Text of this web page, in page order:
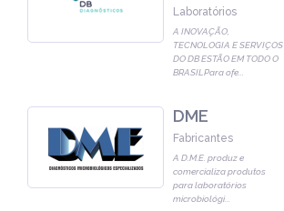
Laboratórios
A INOVAÇÃO,
TECNOLOGIA E SERVIÇOS
DO DB ESTÃO EM TODO O
BRASILPara ofe
DME
Fabricantes
A D.M.E. produz e
comercializa produtos
para laboratórios
microbiológi...